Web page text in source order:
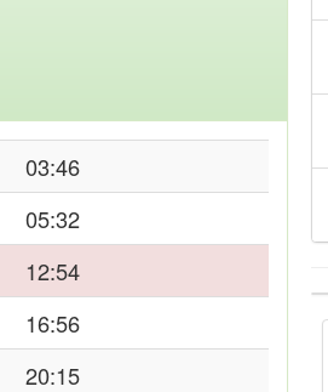
03:46
05:32
12:54
16:56
20:15